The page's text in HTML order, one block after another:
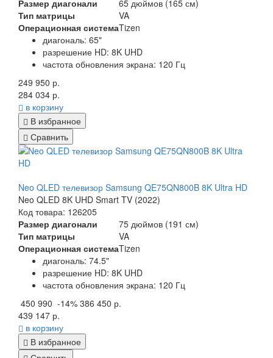
Размер диагонали
65 дюймов (165 см)
Тип матрицы
VA
Операционная системаTizen
диагональ: 65"
разрешение HD: 8K UHD
частота обновления экрана: 120 Гц
249 950 р.
284 034 р.
в корзину
В избранное
Сравнить
Neo QLED телевизор Samsung QE75QN800B 8K Ultra HD
Neo QLED 8K UHD Smart TV (2022)
Код товара: 126205
Размер диагонали
75 дюймов (191 см)
Тип матрицы
VA
Операционная системаTizen
диагональ: 74.5"
разрешение HD: 8K UHD
частота обновления экрана: 120 Гц
450 990 -14% 386 450 р.
439 147 р.
в корзину
В избранное